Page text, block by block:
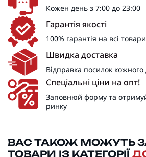
Кожен день з 7:00 до 23:00
Гарантія якості
100% гарантія на всі
Швидка доставка
Відправка посилок кожного
Спеціальні ціни на опт!
Заповнюй форму та
ринку
ВАС ТАКОЖ МОЖУТЬ
ТОВАРИ ІЗ КАТЕГОРІЇ